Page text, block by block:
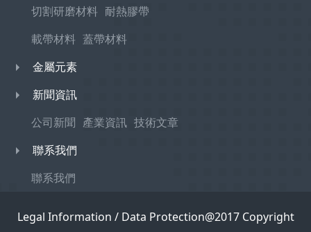
切割研磨材料 耐熱膠帶
載帶材料 蓋帶材料
金屬元素
新聞資訊
公司新聞 產業資訊 技術文章
聯系我們
聯系我們
Legal Information / Data Protection@2017 Copyright